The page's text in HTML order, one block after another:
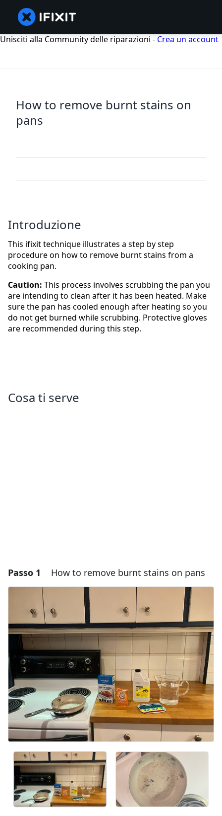
Unisciti alla Community delle riparazioni - Crea un account
How to remove burnt stains on
pans
Introduzione
This ifixit technique illustrates a step by step
procedure on how to remove burnt stains from a
cooking pan.
Caution: This process involves scrubbing the pan you
are intending to clean after it has been heated. Make
sure the pan has cooled enough after heating so you
do not get burned while scrubbing. Protective gloves
are recommended during this step.
Cosa ti serve
Passo 1 How to remove burnt stains on pans